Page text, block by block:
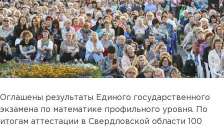
Оглашены результаты Единого государственного
экзамена по математике профильного уровня. По
итогам аттестации в Свердловской области 100